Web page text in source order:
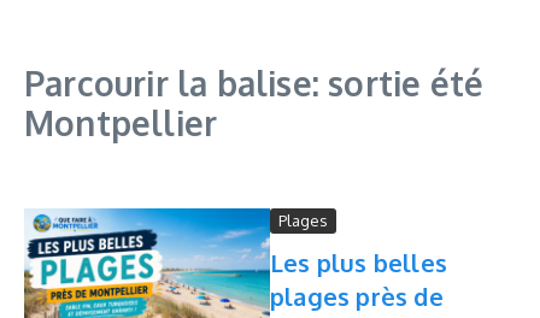
Parcourir la balise: sortie été
Montpellier
Plages
Les plus belles
plages près de